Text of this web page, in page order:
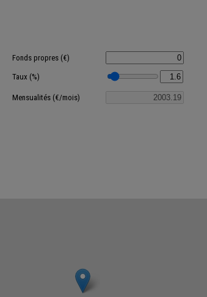
Fonds propres (€)
Taux (%)
Mensualités (€/mois)